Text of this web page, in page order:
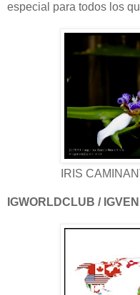
especial para todos los
IRIS
IGWORLDCLUB /